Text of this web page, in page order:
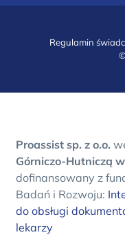
Regulamin
Proassist sp. z o.o.
Górniczo-Hutniczą
dofinansowany z
Badań i Rozwoju:
do obsługi
lekarzy